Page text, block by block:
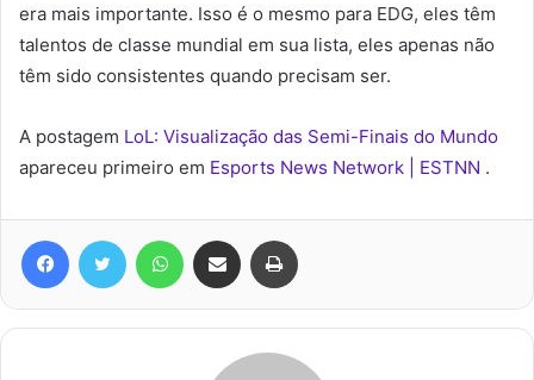
era mais importante. Isso é o mesmo para EDG, eles têm
talentos de classe mundial em sua lista, eles apenas não
têm sido consistentes quando precisam ser.
A postagem LoL: Visualização das Semi-Finais do Mundo
apareceu primeiro em Esports News Network | ESTNN .
FacebookTwitter WhatsAppCompartilhar via e-mail